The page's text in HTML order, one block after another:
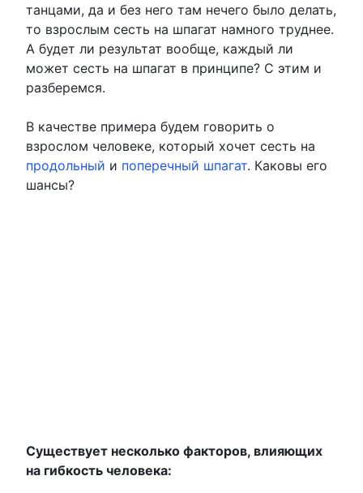
танцами, да и без него там нечего было делать,
то взрослым сесть на шпагат намного труднее.
А будет ли результат вообще, каждый ли
может сесть на шпагат в принципе? С этим и
разберемся.
В качестве примера будем говорить о
взрослом человеке, который хочет сесть на
продольный и поперечный шпагат. Каковы его
шансы?
Существует несколько факторов, влияющих
на гибкость человека: